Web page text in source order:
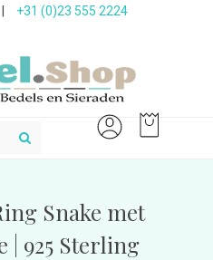
+31 (0)23 555 2224
Snake met
| 925 Sterling